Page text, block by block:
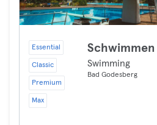
Essential
Classic
Premium
Max
Schwimmen
Swimming
Bad Godesberg